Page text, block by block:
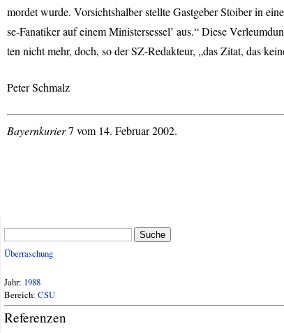
mordet wurde. Vorsichtshalber stellte Gastgeber Stoiber in
se-Fanatiker auf einem Ministersessel’ aus.“ Diese
ten nicht mehr, doch, so der SZ-Redakteur, „das Zitat, das
Peter Schmalz
Bayernkurier7 vom 14. Februar 2002.
Suche
Überraschung
Jahr: 1988
Bereich: CSU
Referenzen